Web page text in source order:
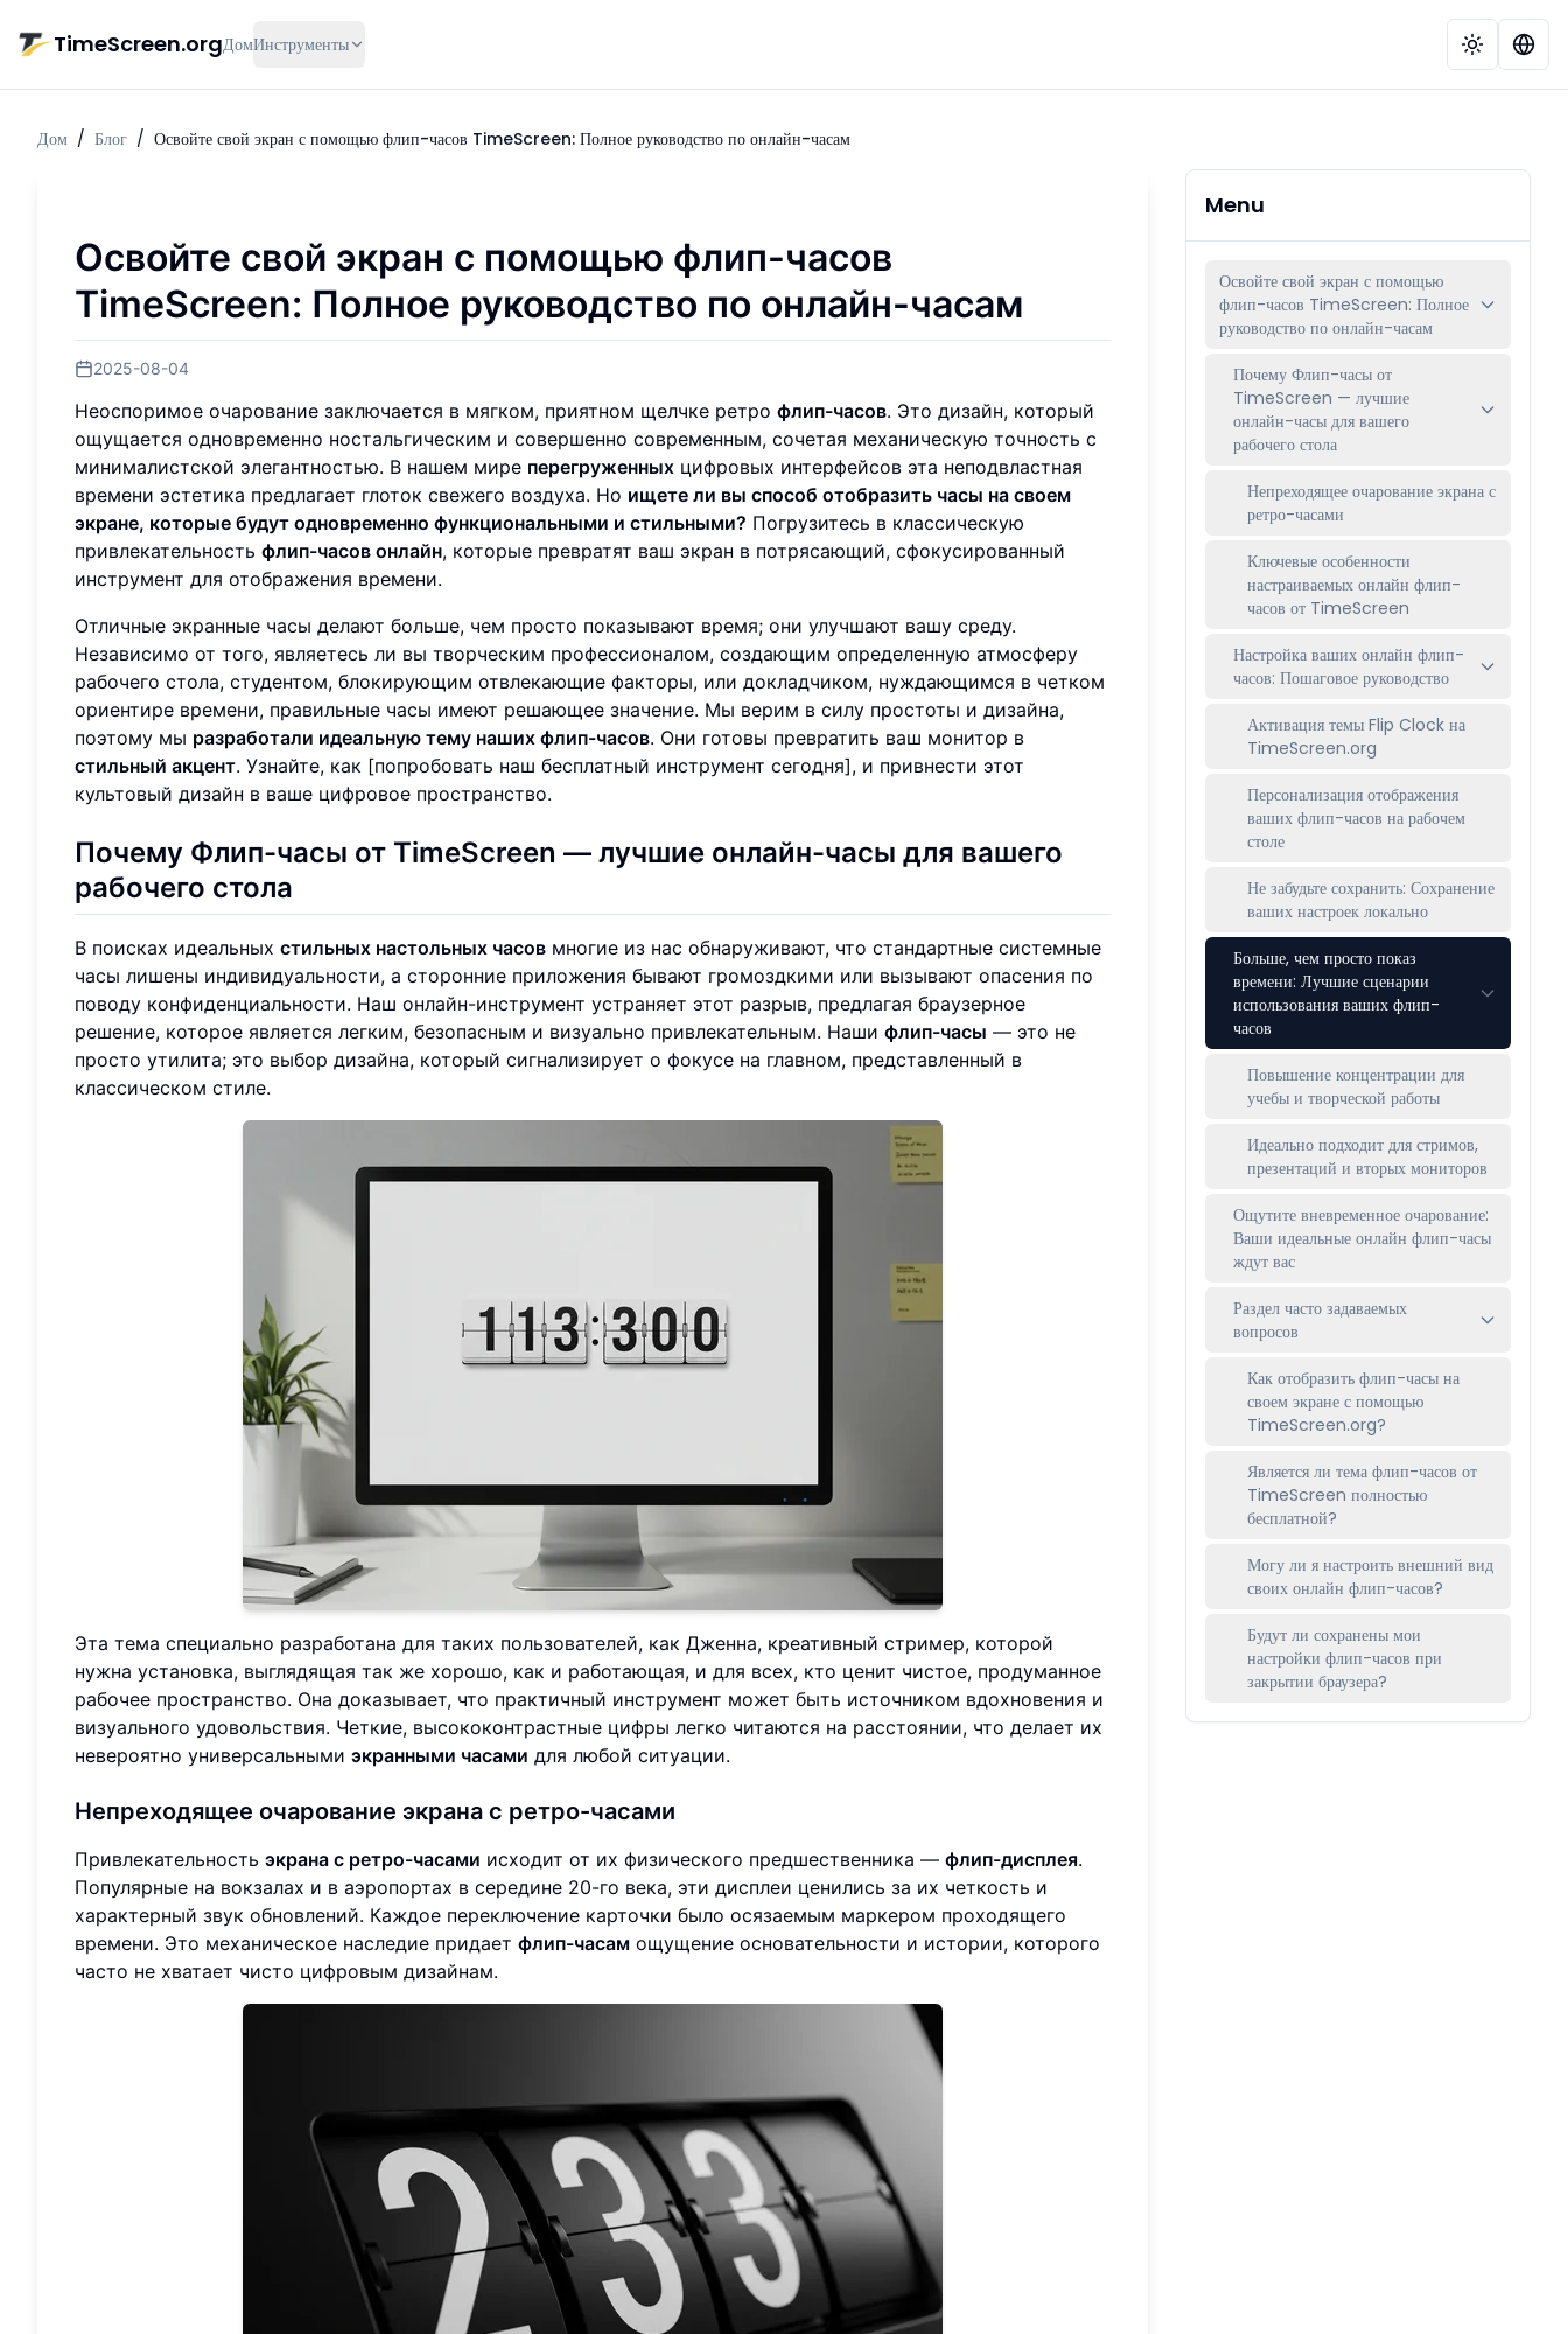
TimeScreen.orgДомИнструменты
Дом / Блог / Освойте свой экран с помощью флип-часов TimeScreen: Полное руководство по онлайн-часам
Освойте свой экран с помощью флип-часов
TimeScreen: Полное руководство по онлайн-часам
2025-08-04
Неоспоримое очарование заключается в мягком, приятном щелчке ретро флип-часов. Это дизайн, который
ощущается одновременно ностальгическим и совершенно современным, сочетая механическую точность с
минималистской элегантностью. В нашем мире перегруженных цифровых интерфейсов эта неподвластная
времени эстетика предлагает глоток свежего воздуха. Но ищете ли вы способ отобразить часы на своем
экране, которые будут одновременно функциональными и стильными? Погрузитесь в классическую
привлекательность флип-часов онлайн, которые превратят ваш экран в потрясающий, сфокусированный
инструмент для отображения времени.
Отличные экранные часы делают больше, чем просто показывают время; они улучшают вашу среду.
Независимо от того, являетесь ли вы творческим профессионалом, создающим определенную атмосферу
рабочего стола, студентом, блокирующим отвлекающие факторы, или докладчиком, нуждающимся в четком
ориентире времени, правильные часы имеют решающее значение. Мы верим в силу простоты и дизайна,
поэтому мы разработали идеальную тему наших флип-часов. Они готовы превратить ваш монитор в
стильный акцент. Узнайте, как [попробовать наш бесплатный инструмент сегодня], и привнести этот
культовый дизайн в ваше цифровое пространство.
Почему Флип-часы от TimeScreen — лучшие онлайн-часы для вашего
рабочего стола
В поисках идеальных стильных настольных часов многие из нас обнаруживают, что стандартные системные
часы лишены индивидуальности, а сторонние приложения бывают громоздкими или вызывают опасения по
поводу конфиденциальности. Наш онлайн-инструмент устраняет этот разрыв, предлагая браузерное
решение, которое является легким, безопасным и визуально привлекательным. Наши флип-часы — это не
просто утилита; это выбор дизайна, который сигнализирует о фокусе на главном, представленный в
классическом стиле.
Эта тема специально разработана для таких пользователей, как Дженна, креативный стример, которой
нужна установка, выглядящая так же хорошо, как и работающая, и для всех, кто ценит чистое, продуманное
рабочее пространство. Она доказывает, что практичный инструмент может быть источником вдохновения и
визуального удовольствия. Четкие, высококонтрастные цифры легко читаются на расстоянии, что делает их
невероятно универсальными экранными часами для любой ситуации.
Непреходящее очарование экрана с ретро-часами
Привлекательность экрана с ретро-часами исходит от их физического предшественника — флип-дисплея.
Популярные на вокзалах и в аэропортах в середине 20-го века, эти дисплеи ценились за их четкость и
характерный звук обновлений. Каждое переключение карточки было осязаемым маркером проходящего
времени. Это механическое наследие придает флип-часам ощущение основательности и истории, которого
часто не хватает чисто цифровым дизайнам.
Menu
Освойте свой экран с помощью
флип-часов TimeScreen: Полное
руководство по онлайн-часам
Почему Флип-часы от
TimeScreen — лучшие
онлайн-часы для вашего
рабочего стола
Непреходящее очарование экрана с
ретро-часами
Ключевые особенности
настраиваемых онлайн флип-
часов от TimeScreen
Настройка ваших онлайн флип-
часов: Пошаговое руководство
Активация темы Flip Clock на
TimeScreen.org
Персонализация отображения
ваших флип-часов на рабочем
столе
Не забудьте сохранить: Сохранение
ваших настроек локально
Больше, чем просто показ
времени: Лучшие сценарии
использования ваших флип-
часов
Повышение концентрации для
учебы и творческой работы
Идеально подходит для стримов,
презентаций и вторых мониторов
Ощутите вневременное очарование:
Ваши идеальные онлайн флип-часы
ждут вас
Раздел часто задаваемых
вопросов
Как отобразить флип-часы на
своем экране с помощью
TimeScreen.org?
Является ли тема флип-часов от
TimeScreen полностью
бесплатной?
Могу ли я настроить внешний вид
своих онлайн флип-часов?
Будут ли сохранены мои
настройки флип-часов при
закрытии браузера?